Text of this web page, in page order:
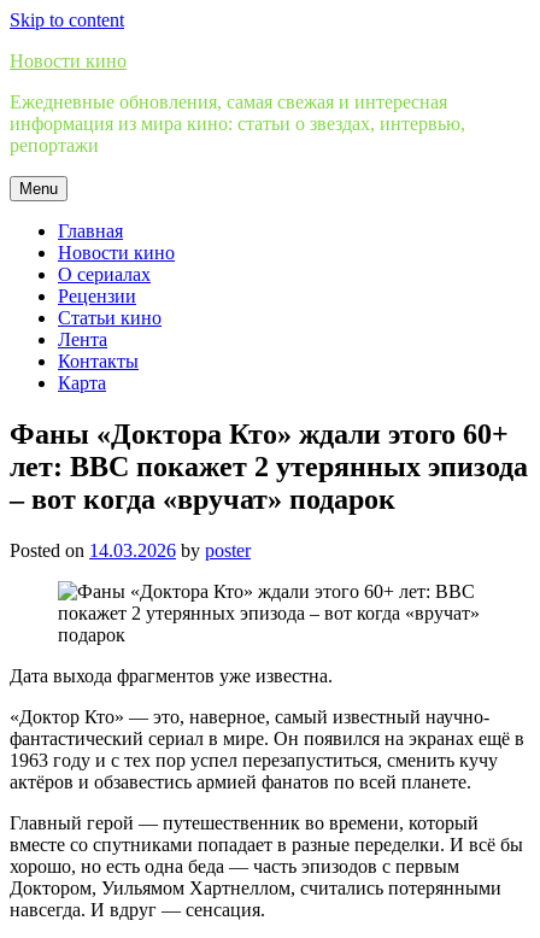
Skip to content
Новости кино
Ежедневные обновления, самая свежая и интересная
информация из мира кино: статьи о звездах, интервью,
репортажи
Menu
Главная
Новости кино
О сериалах
Рецензии
Статьи кино
Лента
Контакты
Карта
Фаны «Доктора Кто» ждали этого 60+
лет: BBC покажет 2 утерянных эпизода
– вот когда «вручат» подарок
Posted on 14.03.2026 by poster
Дата выхода фрагментов уже известна.
«Доктор Кто» — это, наверное, самый известный научно-
фантастический сериал в мире. Он появился на экранах ещё в
1963 году и с тех пор успел перезапуститься, сменить кучу
актёров и обзавестись армией фанатов по всей планете.
Главный герой — путешественник во времени, который
вместе со спутниками попадает в разные переделки. И всё бы
хорошо, но есть одна беда — часть эпизодов с первым
Доктором, Уильямом Хартнеллом, считались потерянными
навсегда. И вдруг — сенсация.